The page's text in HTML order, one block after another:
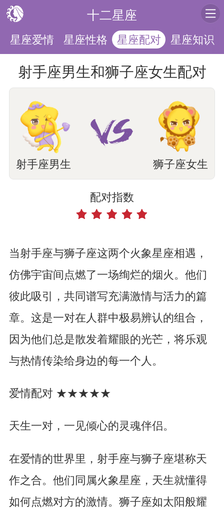
十二星座
星座爱情 星座性格 星座配对 星座知识
射手座男生和狮子座女生配对
射手座男生 狮子座女生
配对指数
当射手座与狮子座这两个火象星座相遇，
仿佛宇宙间点燃了一场绚烂的烟火。他们
彼此吸引，共同谱写充满激情与活力的篇
章。这是一对在人群中极易辨认的组合，
因为他们总是散发着耀眼的光芒，将乐观
与热情传染给身边的每一个人。
爱情配对 ★★★★★
天生一对，一见倾心的灵魂伴侣。
在爱情的世界里，射手座与狮子座堪称天
作之合。他们同属火象星座，天生就懂得
如何点燃对方的激情。狮子座如太阳般耀